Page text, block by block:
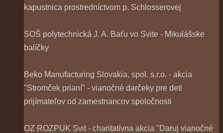
kapustnica prostredníctvom p. Schlosserovej
SOŠ polytechnická J. A. Baťu vo Svite - Mikulášske
balíčky
Beko Manufacturing Slovakia, spol. s.r.o. - akcia
"Stromček prianí" - vianočné darčeky pre deti
prijímateľov od zamestnancov spoločnosti
OZ ROZPUK Svit - charitatívna akcia "Daruj vianočné